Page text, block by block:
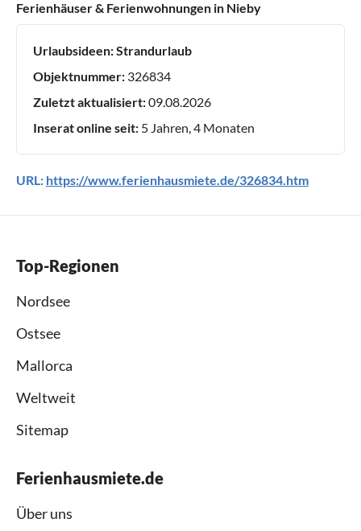
Ferienhäuser & Ferienwohnungen in Nieby
Urlaubsideen:Strandurlaub
Objektnummer: 326834
Zuletzt aktualisiert:09.08.2026
Inserat online seit: 5 Jahren, 4 Monaten
URL: https://www.ferienhausmiete.de/326834.htm
Top-Regionen
Nordsee
Ostsee
Mallorca
Weltweit
Sitemap
Ferienhausmiete.de
Über uns